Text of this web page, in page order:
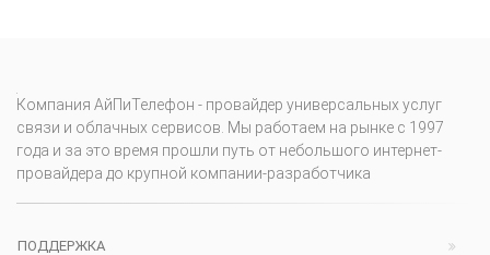
Компания АйПиТелефон - провайдер универсальных услуг
связи и облачных сервисов. Мы работаем на рынке с 1997
года и за это время прошли путь от небольшого интернет-
провайдера до крупной компании-разработчика
ПОДДЕРЖКА